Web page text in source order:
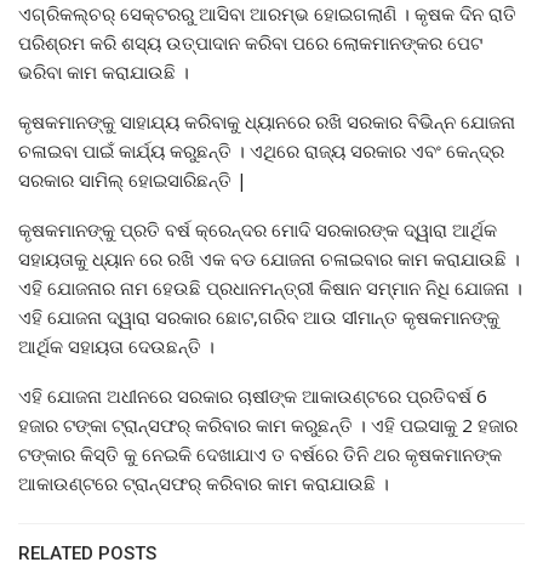
ଏଗ୍ରିକଲ୍ଚର୍ ସେକ୍ଟରରୁ ଆସିବା ଆରମ୍ଭ ହୋଇଗଲାଣି । କୃଷକ ଦିନ ରାତି
ପରିଶ୍ରମ କରି ଶସ୍ୟ ଉତ୍ପାଦାନ କରିବା ପରେ ଲୋକମାନଙ୍କର ପେଟ
ଭରିବା କାମ କରାଯାଉଛି ।
କୃଷକମାନଙ୍କୁ ସାହାଯ୍ୟ କରିବାକୁ ଧ୍ୟାନରେ ରଖି ସରକାର ବିଭିନ୍ନ ଯୋଜନା
ଚଳାଇବା ପାଇଁ କାର୍ଯ୍ୟ କରୁଛନ୍ତି । ଏଥିରେ ରାଜ୍ୟ ସରକାର ଏବଂ କେନ୍ଦ୍ର
ସରକାର ସାମିଲ୍ ହୋଇସାରିଛନ୍ତି |
କୃଷକମାନଙ୍କୁ ପ୍ରତି ବର୍ଷ କ୍ରେନ୍ଦର ମୋଦି ସରକାରଙ୍କ ଦ୍ୱାରା ଆର୍ଥିକ
ସହାୟତାକୁ ଧ୍ୟାନ ରେ ରଖି ଏକ ବଡ ଯୋଜନା ଚଳାଇବାର କାମ କରାଯାଉଛି ।
ଏହି ଯୋଜନାର ନାମ ହେଉଛି ପ୍ରଧାନମନ୍ତ୍ରୀ କିଷାନ ସମ୍ମାନ ନିଧି ଯୋଜନା ।
ଏହି ଯୋଜନା ଦ୍ୱାରା ସରକାର ଛୋଟ,ଗରିବ ଆଉ ସୀମାନ୍ତ କୃଷକମାନଙ୍କୁ
ଆର୍ଥିକ ସହାୟତା ଦେଉଛନ୍ତି ।
ଏହି ଯୋଜନା ଅଧୀନରେ ସରକାର ଚାଷୀଙ୍କ ଆକାଉଣ୍ଟରେ ପ୍ରତିବର୍ଷ 6
ହଜାର ଟଙ୍କା ଟ୍ରାନ୍ସଫର୍ କରିବାର କାମ କରୁଛନ୍ତି । ଏହି ପଇସାକୁ 2 ହଜାର
ଟଙ୍କାର କିସ୍ତି କୁ ନେଇକି ଦେଖାଯାଏ ତ ବର୍ଷରେ ତିନି ଥର କୃଷକମାନଙ୍କ
ଆକାଉଣ୍ଟରେ ଟ୍ରାନ୍ସଫର୍ କରିବାର କାମ କରାଯାଉଛି ।
RELATED POSTS